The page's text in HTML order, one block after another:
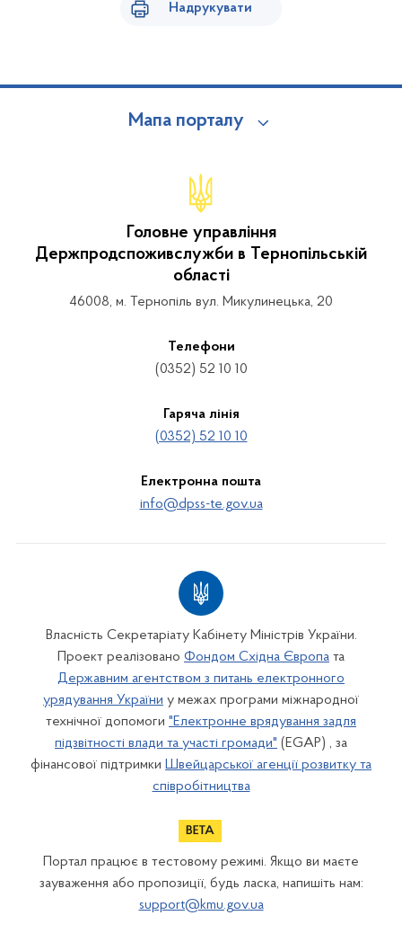
Надрукувати
Мапа порталу
Головне управління
Держпродспоживслужби в Тернопільській
області
46008, м. Тернопіль вул. Микулинецька, 20
Телефони
(0352) 52 10 10
Гаряча лінія
(0352) 52 10 10
Електронна пошта
info@dpss-te.gov.ua
Власність Секретаріату Кабінету Міністрів України.
Проект реалізовано Фондом Східна Європа та
Державним агентством з питань електронного
урядування України у межах програми міжнародної
технічної допомоги "Електронне врядування задля
підзвітності влади та участі громади" (EGAP) , за
фінансової підтримки Швейцарської агенції розвитку та
співробітництва
Портал працює в тестовому режимі. Якщо ви маєте
зауваження або пропозиції, будь ласка, напишіть нам:
support@kmu.gov.ua